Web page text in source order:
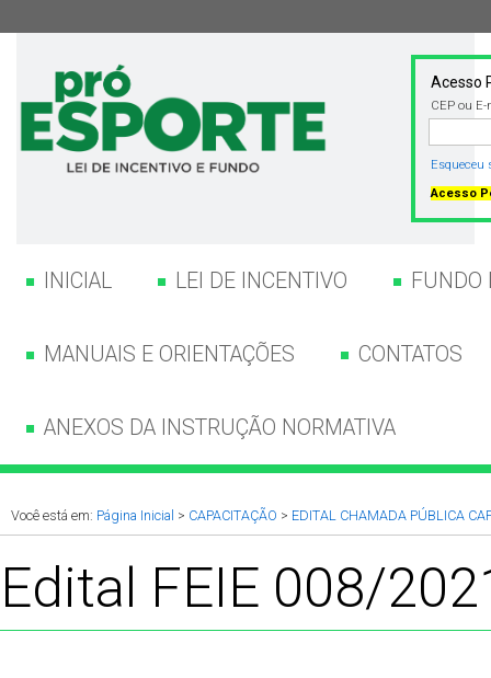
Acesso
CEP ou
Esqueceu
Acesso
INICIAL LEI DE INCENTIVO FUNDO
MANUAIS E ORIENTAÇÕES CONTATOS
ANEXOS DA INSTRUÇÃO NORMATIVA
Você está em: Página Inicial > CAPACITAÇÃO > EDITAL CHAMADA PÚBLICA
Edital FEIE 008/